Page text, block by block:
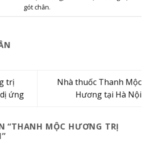
gót chân.
trị
ứng
Nhà thuốc Thanh Mộc
Hương tại Hà Nội
“THANH MỘC HƯƠNG TRỊ
”